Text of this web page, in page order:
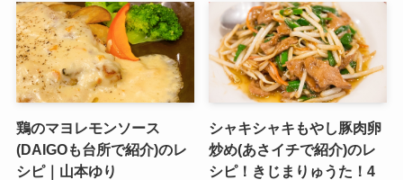
鶏のマヨレモンソース
(DAIGOも台所で紹介)のレ
シピ｜山本ゆり
シャキシャキもやし豚肉卵
炒め(あさイチで紹介)のレ
シピ！きじまりゅうた！4